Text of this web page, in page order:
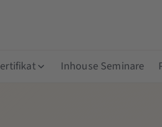
Inhouse Seminare